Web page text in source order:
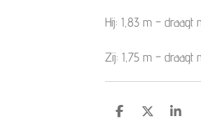
Hij: 1,83 m – draagt
Zij: 1,75 m – draagt
S
S
S